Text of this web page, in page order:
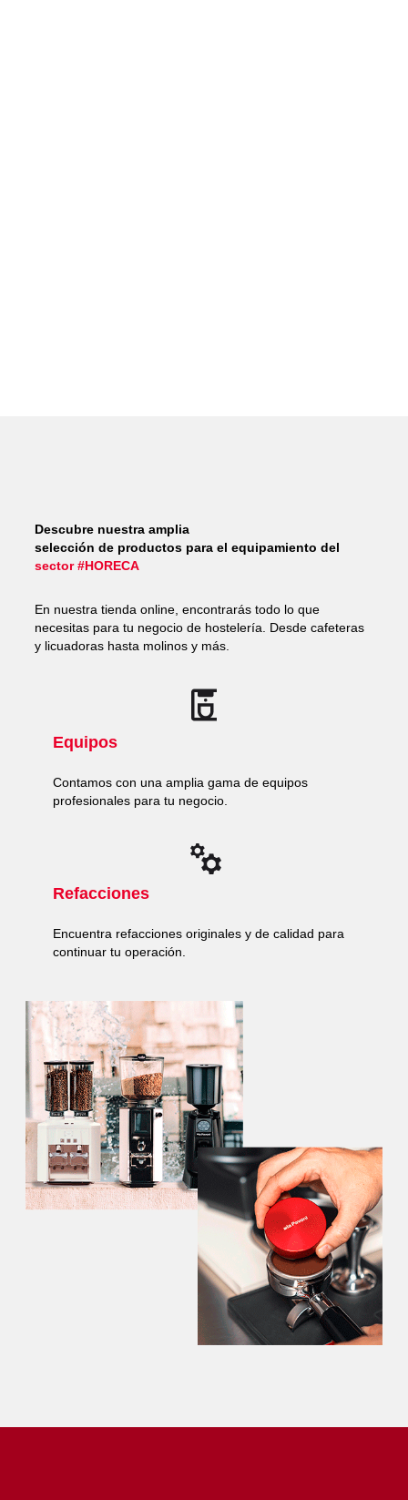
Descubre nuestra amplia
selección de productos para el equipamiento del
sector #HORECA
En nuestra tienda online, encontrarás todo lo que
necesitas para tu negocio de hostelería. Desde cafeteras
y licuadoras hasta molinos y más.
Equipos
Contamos con una amplia gama de equipos
profesionales para tu negocio.
Refacciones
Encuentra refacciones originales y de calidad para
continuar tu operación.